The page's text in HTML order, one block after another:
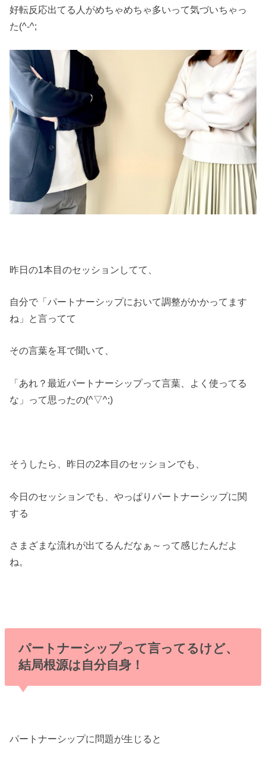
好転反応出てる人がめちゃめちゃ多いって気づいちゃっ
た(^-^;
昨日の1本目のセッションしてて、
自分で「パートナーシップにおいて調整がかかってます
ね」と言ってて
その言葉を耳で聞いて、
「あれ？最近パートナーシップって言葉、よく使ってる
な」って思ったの(^▽^;)
そうしたら、昨日の2本目のセッションでも、
今日のセッションでも、やっぱりパートナーシップに関
する
さまざまな流れが出てるんだなぁ～って感じたんだよ
ね。
パートナーシップって言ってるけど、
結局根源は自分自身！
パートナーシップに問題が生じると